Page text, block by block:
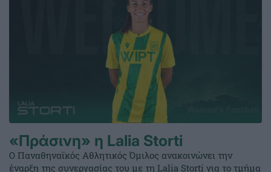
«Πράσινη» η Lalia Storti
Ο Παναθηναϊκός Αθλητικός Όμιλος ανακοινώνει την
έναρξη της συνεργασίας του με τη Lalia Storti για το τμήμα